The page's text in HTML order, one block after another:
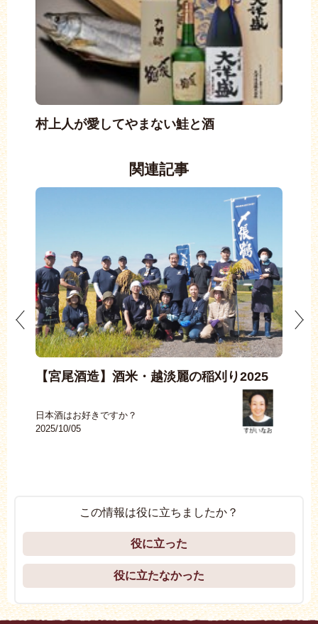
村上人が愛してやまない鮭と酒
関連記事
【宮尾酒造】酒米・越淡麗の稲刈り2025
日本酒はお好きですか？
2025/10/05
日
この情報は役に立ちましたか？
役に立った
役に立たなかった